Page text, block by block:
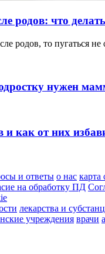
родов: что
родов, то пугаться
нужен
как от них
и ответы о нас карта
на обработку ПД
лекарства и
учреждения врачи